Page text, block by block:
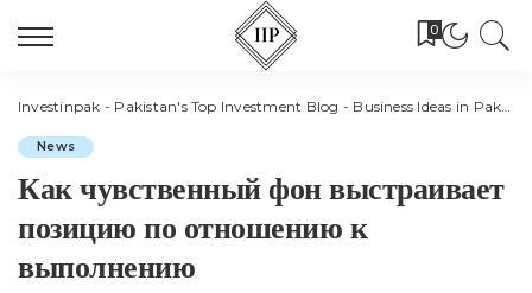
0
Investinpak - Pakistan's Top Investment Blog - Business Ideas in Pakistan
News
Как чувственный фон выстраивает
позицию по отношению к
выполнению